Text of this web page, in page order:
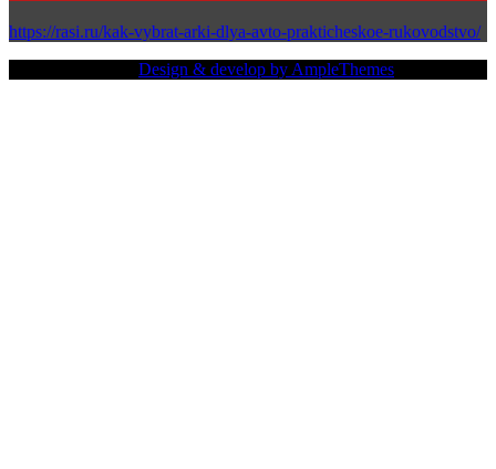
https://rasi.ru/kak-vybrat-arki-dlya-avto-prakticheskoe-rukovodstvo/
Design & develop by AmpleThemes